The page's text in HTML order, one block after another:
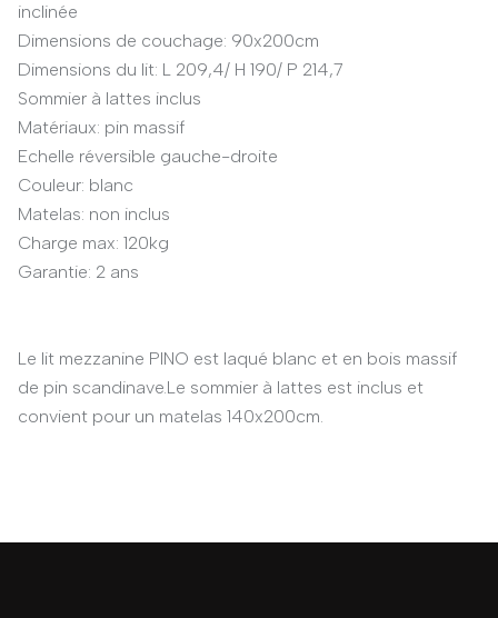
inclinée
Dimensions de couchage: 90x200cm
Dimensions du lit: L 209,4/ H 190/ P 214,7
Sommier à lattes inclus
Matériaux: pin massif
Echelle réversible gauche-droite
Couleur: blanc
Matelas: non inclus
Charge max: 120kg
Garantie: 2 ans
Le lit mezzanine PINO est laqué blanc et en bois massif
de pin scandinave.Le sommier à lattes est inclus et
convient pour un matelas 140x200cm.